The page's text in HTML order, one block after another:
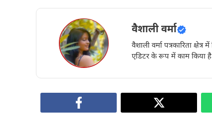
वैशाली वर्मा
वैशाली वर्मा पत्रकारिता
एडिटर के रूप में काम किया